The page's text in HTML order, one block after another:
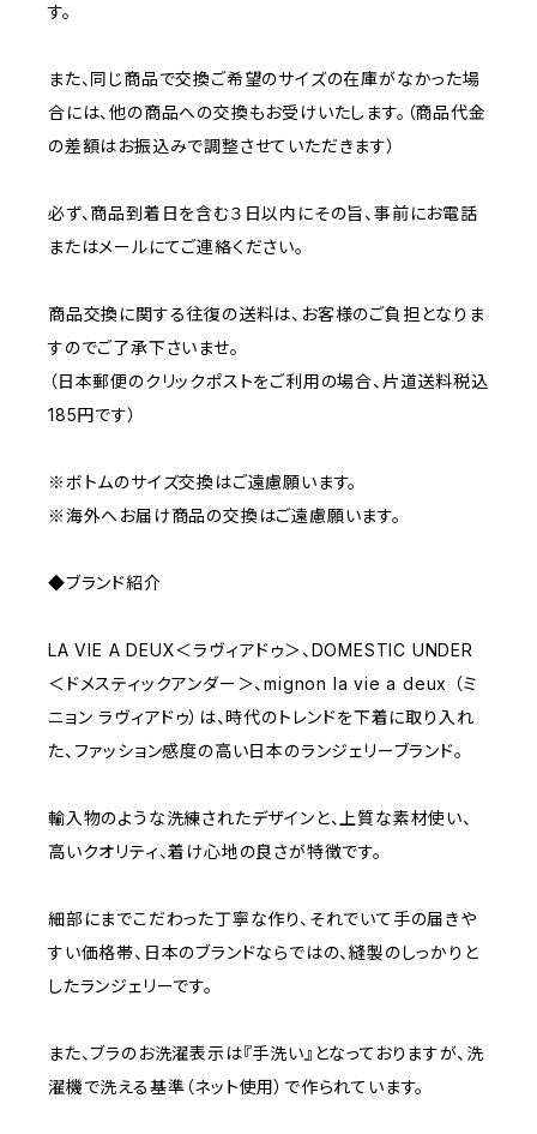
す。
また、同じ商品で交換ご希望のサイズの在庫がなかった場
合には、他の商品への交換もお受けいたします。（商品代金
の差額はお振込みで調整させていただきます）
必ず、商品到着日を含む３日以内にその旨、事前にお電話
またはメールにてご連絡ください。
商品交換に関する往復の送料は、お客様のご負担となりま
すのでご了承下さいませ。
（日本郵便のクリックポストをご利用の場合、片道送料税込
185円です）
※ボトムのサイズ交換はご遠慮願います。
※海外へお届け商品の交換はご遠慮願います。
◆ブランド紹介
LA VIE A DEUX＜ラヴィアドゥ＞、DOMESTIC UNDER
＜ドメスティックアンダー＞、mignon la vie a deux （ミ
ニョン ラヴィアドゥ）は、時代のトレンドを下着に取り入れ
た、ファッション感度の高い日本のランジェリーブランド。
輸入物のような洗練されたデザインと、上質な素材使い、
高いクオリティ、着け心地の良さが特徴です。
細部にまでこだわった丁寧な作り、それでいて手の届きや
すい価格帯、日本のブランドならではの、縫製のしっかりと
したランジェリーです。
また、ブラのお洗濯表示は『手洗い』となっておりますが、洗
濯機で洗える基準（ネット使用）で作られています。